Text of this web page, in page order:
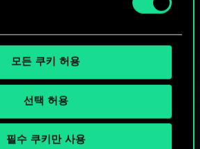
모든 쿠키 허용
선택 허용
필수 쿠키만 사용